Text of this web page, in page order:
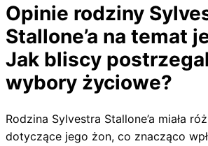
Opinie rodziny
Stallone’a na temat
Jak bliscy
wybory życiowe?
Rodzina Sylvestra Stallone’a miała
dotyczące jego żon, co znacząco